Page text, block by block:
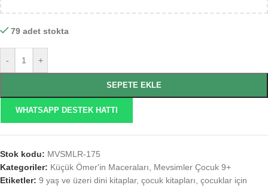
79 adet stokta
- +
SEPETE EKLE
WHATSAPP DESTEK HATTI
Stok kodu: MVSMLR-175
Kategoriler: Küçük Ömer'in Maceraları
Mevsimler Çocuk 9+
Etiketler: 9 yaş ve üzeri dini kitaplar, çocuk kitapları çocuklar için